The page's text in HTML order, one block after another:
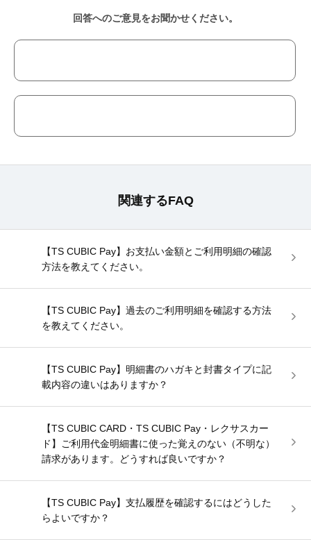
回答へのご意見をお聞かせください。
関連するFAQ
【TS CUBIC Pay】お支払い金額とご利用明細の確認
方法を教えてください。
【TS CUBIC Pay】過去のご利用明細を確認する方法
を教えてください。
【TS CUBIC Pay】明細書のハガキと封書タイプに記
載内容の違いはありますか？
【TS CUBIC CARD・TS CUBIC Pay・レクサスカー
ド】ご利用代金明細書に使った覚えのない（不明な）
請求があります。どうすれば良いですか？
【TS CUBIC Pay】支払履歴を確認するにはどうした
らよいですか？